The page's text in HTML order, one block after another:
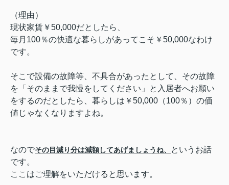
（理由）
現状家賃￥50,000だとしたら、
毎月100％の快適な暮らしがあってこそ￥50,000なわけ
です。
そこで設備の故障等、不具合があったとして、その故障
を「そのままで我慢をしてください」と入居者へお願い
をするのだとしたら、暮らしは￥50,000（100％）の価
値じゃなくなりますよね。
なのでその目減り分は減額してあげましょうね、
というお話
です。
ここはご理解をいただけると思います。